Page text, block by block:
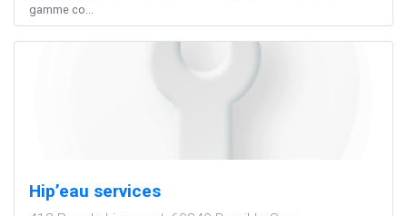
gamme co...
Hip’eau services